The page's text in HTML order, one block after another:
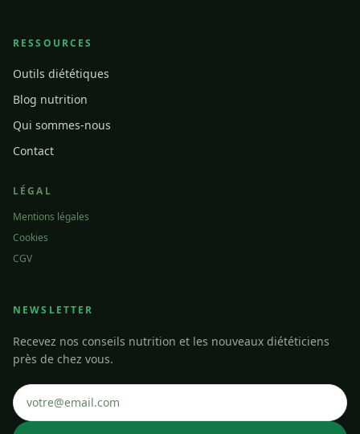
RESSOURCES
Outils diététiques
Blog nutrition
Qui sommes-nous
Contact
LÉGAL
Mentions légales
Cookies
CGV
NEWSLETTER
Recevez nos conseils nutrition et les nouveaux diététiciens
près de chez vous.